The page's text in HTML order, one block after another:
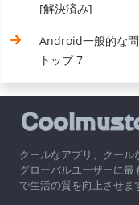
[解決済み]
Android一般的な
トップ 7
クールなアプリ、クール
グローバルユーザーに
で生活の質を向上させま